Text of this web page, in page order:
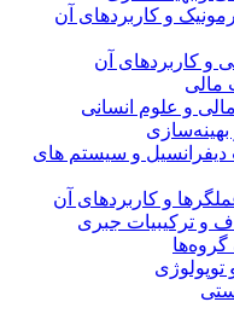
و کاربردهای آن
و کاربردهای آن
مالی
و علوم انسانی
دیفرانسیل و سیستم های
و کاربردهای آن
و ترکیبیات جبری